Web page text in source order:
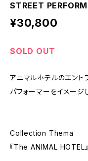
STREET
¥30,800
SOLD OUT
アニマルホテルのエント
パフォーマーをイメージ
Collection Thema
『The ANIMAL HOTEL』